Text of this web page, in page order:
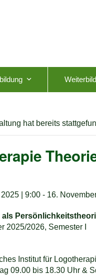
hat bereits
| 9:00 - 16.
als
2025/2026, Semester I
Institut für
09.00 bis 18.30 Uhr &